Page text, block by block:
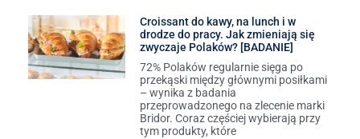
Croissant do kawy, na lunch i w
drodze do pracy. Jak zmieniają się
zwyczaje Polaków? [BADANIE]
72% Polaków regularnie sięga po
przekąski między głównymi posiłkami
– wynika z badania
przeprowadzonego na zlecenie marki
Bridor. Coraz częściej wybierają przy
tym produkty, które